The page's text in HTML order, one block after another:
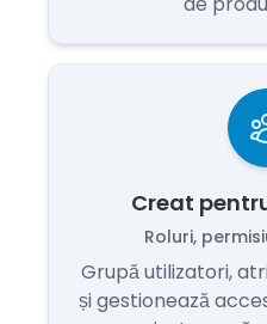
Creat
Roluri,
Grupă utilizatori,
și gestionează